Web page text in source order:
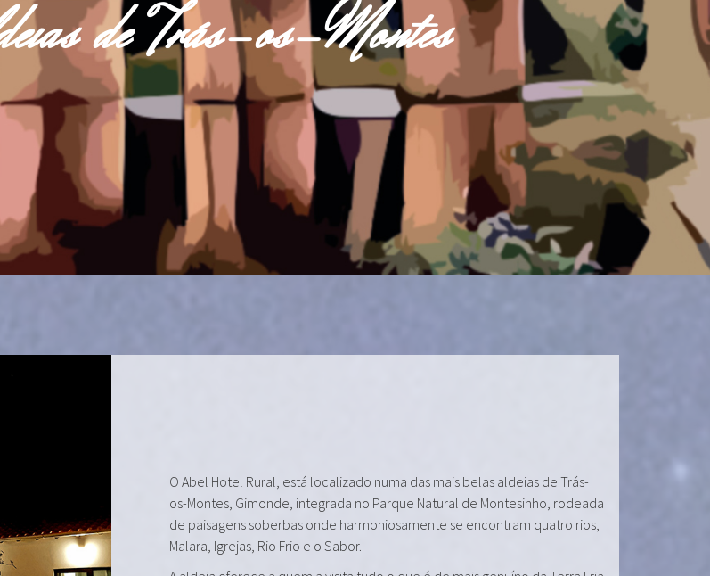
de Trás-os-Montes
O Abel Hotel Rural, está localizado numa das mais belas aldeias de Trás-
os-Montes, Gimonde, integrada no Parque Natural de Montesinho, rodeada
de paisagens soberbas onde harmoniosamente se encontram quatro rios,
Malara, Igrejas, Rio Frio e o Sabor.